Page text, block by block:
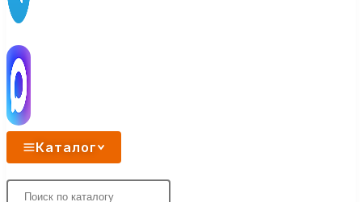
Каталог